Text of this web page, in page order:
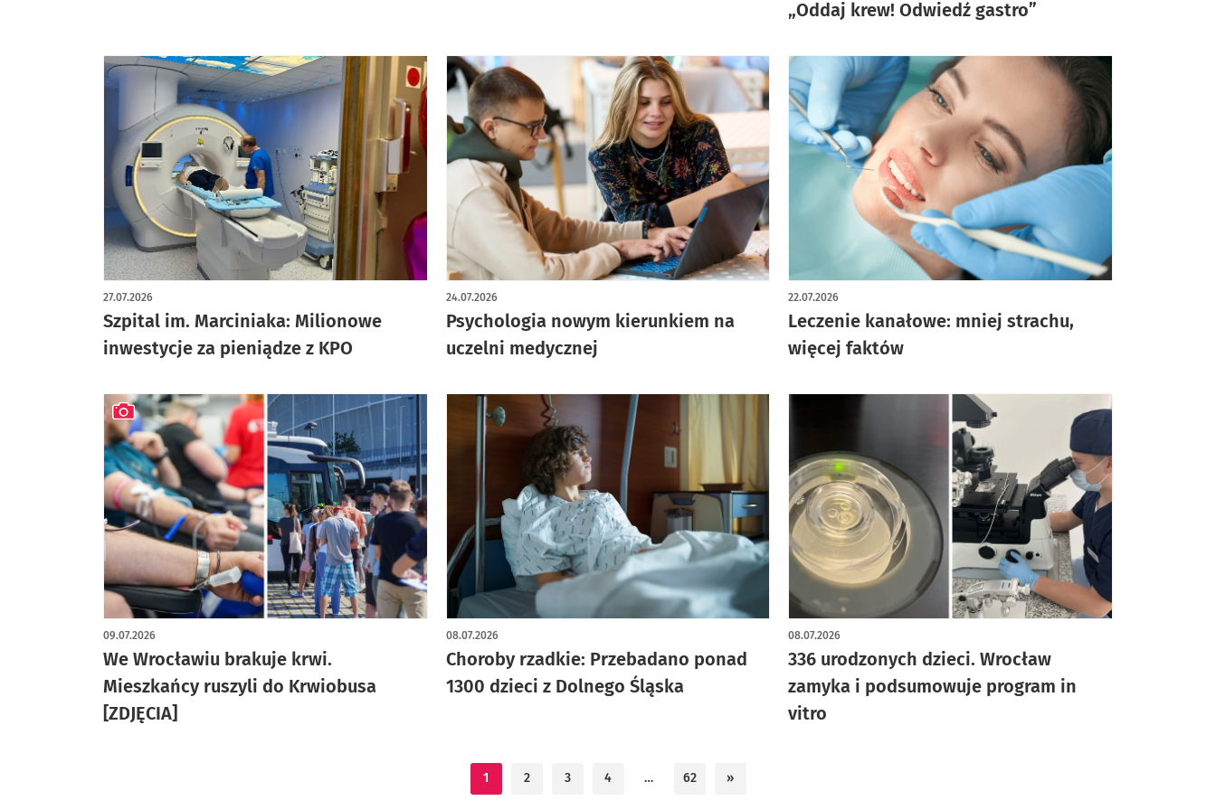
„Oddaj krew! Odwiedź gastro”
Szpital im. Marciniaka: Milionowe
inwestycje za pieniądze z KPO
27.07.2026
Psychologia nowym kierunkiem na
uczelni medycznej
24.07.2026
Leczenie kanałowe: mniej strachu,
więcej faktów
22.07.2026
We Wrocławiu brakuje krwi.
Mieszkańcy ruszyli do Krwiobusa
[ZDJĘCIA]
09.07.2026
artykuł z galerią zdjęć
Choroby rzadkie: Przebadano ponad
1300 dzieci z Dolnego Śląska
08.07.2026
336 urodzonych dzieci. Wrocław
zamyka i podsumowuje program in
vitro
08.07.2026
1 2 3 4 … 62 »